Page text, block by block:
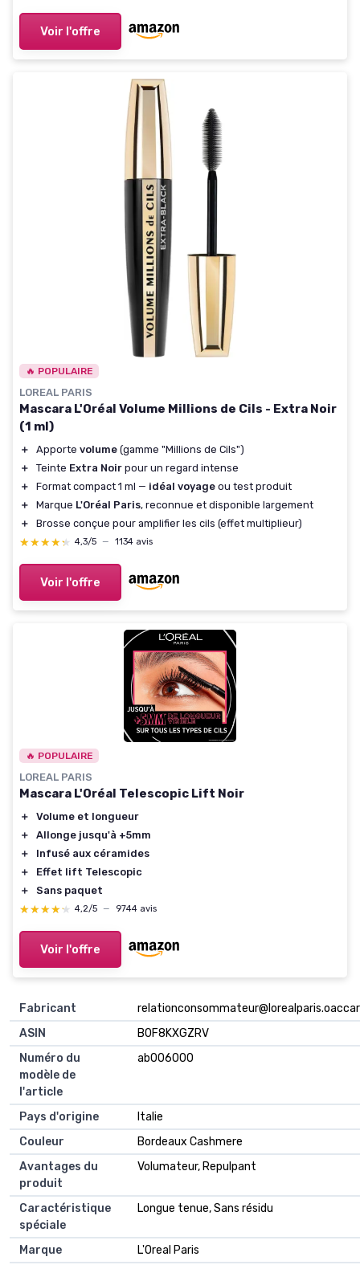
Voir l'offre
🔥 POPULAIRE
LOREAL PARIS
Mascara L'Oréal Volume Millions de Cils - Extra Noir
(1 ml)
＋ Apporte volume (gamme "Millions de Cils")
＋
Teinte Extra Noir pour un regard intense
＋
Format compact 1 ml — idéal voyage ou test produit
＋
Marque L'Oréal Paris, reconnue et disponible largement
＋
Brosse conçue pour amplifier les cils (effet multiplieur)
★★★★★
★★★★★ 4,3/5 — 1134 avis
Voir l'offre
🔥 POPULAIRE
LOREAL PARIS
Mascara L'Oréal Telescopic Lift Noir
＋
Volume et longueur
＋
Allonge jusqu'à +5mm
＋
Infusé aux céramides
＋
Effet lift Telescopic
＋
Sans paquet
★★★★★
★★★★★ 4,2/5 — 9744 avis
Voir l'offre
Fabricant
ASIN
B0F8KXGZRV
Numéro du
modèle de
l'article
ab006000
Pays d'origine
Italie
Couleur
Bordeaux Cashmere
Avantages du
produit
Volumateur, Repulpant
Caractéristique
spéciale
Longue tenue, Sans résidu
Marque
L'Oreal Paris